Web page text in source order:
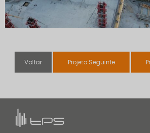
Voltar Projeto Seguinte